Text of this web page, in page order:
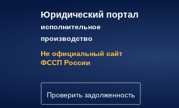
Юридический портал
исполнительное
производство
Не официальный сайт
ФССП России
Проверить задолженность